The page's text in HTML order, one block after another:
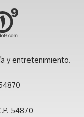
y entretenimiento.
54870